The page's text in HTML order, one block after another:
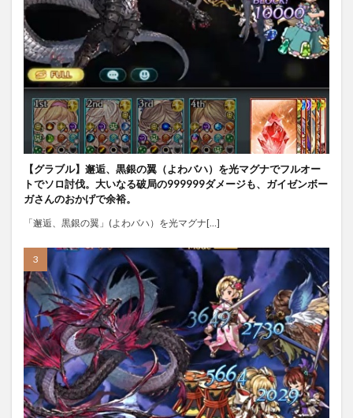
【グラブル】邂逅、黒銀の翼（よわバハ）を光マグナでフルオー
トでソロ討伐。大いなる破局の999999ダメージも、ガイゼンボー
ガさんのおかげで余裕。
「邂逅、黒銀の翼」(よわバハ）を光マグナ[…]